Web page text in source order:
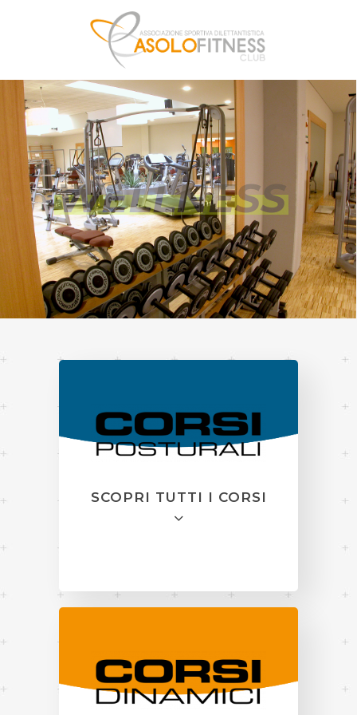
FITNESS
SCOPRI TUTTI I CORSI
GINNASTICA
Studio con macchinari,
gruppo con attrezzi e